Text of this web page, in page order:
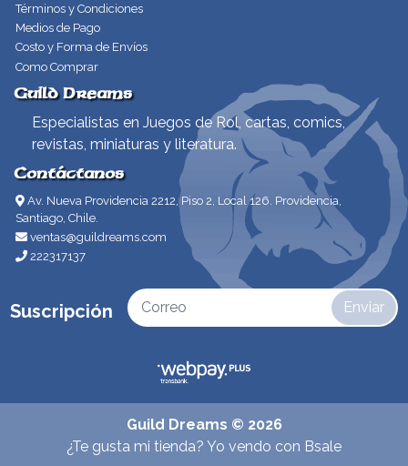
Términos y Condiciones
Medios de Pago
Costo y Forma de Envíos
Como Comprar
Guild Dreams
Especialistas en Juegos de Rol, cartas, comics,
revistas, miniaturas y literatura.
Contáctanos
Av. Nueva Providencia 2212, Piso 2, Local 126. Providencia,
Santiago, Chile.
ventas@guildreams.com
222317137
Suscripción Enviar
Guild Dreams © 2026
¿Te gusta mi tienda? Yo vendo con Bsale